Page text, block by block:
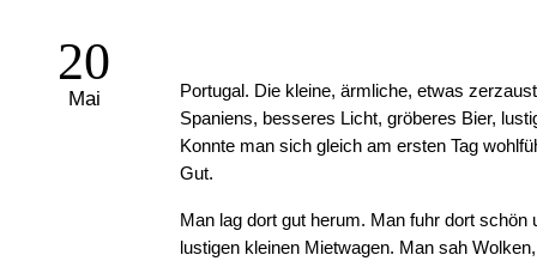
20
Mai
Portugal. Die kleine, ärmliche, etwas
Spaniens, besseres Licht, gröberes Bier,
Konnte man sich gleich am ersten Tag
Gut.
Man lag dort gut herum. Man fuhr dort schön
lustigen kleinen Mietwagen. Man sah